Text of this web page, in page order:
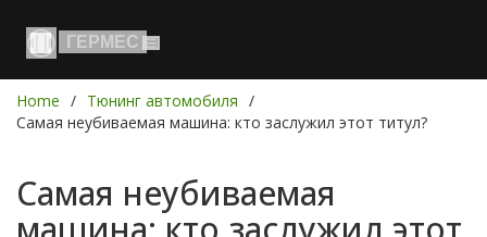
Home
Тюнинг автомобиля
Самая неубиваемая машина: кто заслужил этот титул?
Самая неубиваемая